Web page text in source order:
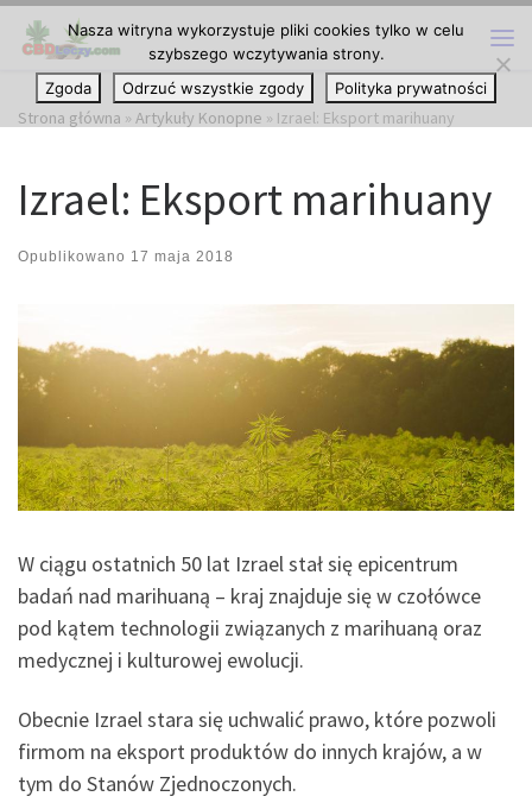
Przejdź do treści
Strona główna » Artykuły Konopne » Izrael: Eksport marihuany
Izrael: Eksport marihuany
Opublikowano 17 maja 2018
W ciągu ostatnich 50 lat Izrael stał się epicentrum
badań nad marihuaną – kraj znajduje się w czołówce
pod kątem technologii związanych z marihuaną oraz
medycznej i kulturowej ewolucji.
Obecnie Izrael stara się uchwalić prawo, które pozwoli
firmom na eksport produktów do innych krajów, a w
tym do Stanów Zjednoczonych.
Nasza witryna wykorzystuje pliki cookies tylko w celu
szybszego wczytywania strony.
Zgoda
Odrzuć wszystkie zgody Polityka prywatności